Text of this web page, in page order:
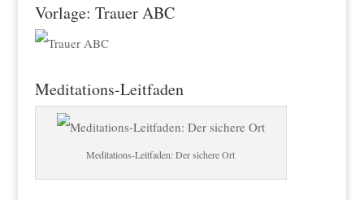
Vorlage: Trauer ABC
Meditations-Leitfaden
Meditations-Leitfaden: Der sichere Ort